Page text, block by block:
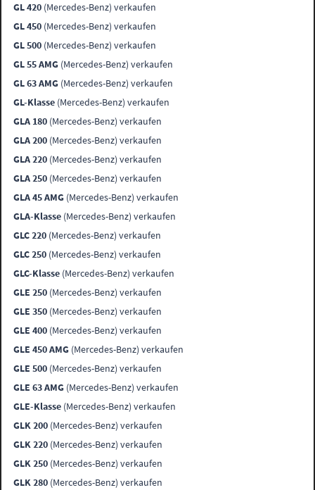
GL 420 (Mercedes-Benz) verkaufen
GL 450 (Mercedes-Benz) verkaufen
GL 500 (Mercedes-Benz) verkaufen
GL 55 AMG (Mercedes-Benz) verkaufen
GL 63 AMG (Mercedes-Benz) verkaufen
GL-Klasse (Mercedes-Benz) verkaufen
GLA 180 (Mercedes-Benz) verkaufen
GLA 200 (Mercedes-Benz) verkaufen
GLA 220 (Mercedes-Benz) verkaufen
GLA 250 (Mercedes-Benz) verkaufen
GLA 45 AMG (Mercedes-Benz) verkaufen
GLA-Klasse (Mercedes-Benz) verkaufen
GLC 220 (Mercedes-Benz) verkaufen
GLC 250 (Mercedes-Benz) verkaufen
GLC-Klasse (Mercedes-Benz) verkaufen
GLE 250 (Mercedes-Benz) verkaufen
GLE 350 (Mercedes-Benz) verkaufen
GLE 400 (Mercedes-Benz) verkaufen
GLE 450 AMG (Mercedes-Benz) verkaufen
GLE 500 (Mercedes-Benz) verkaufen
GLE 63 AMG (Mercedes-Benz) verkaufen
GLE-Klasse (Mercedes-Benz) verkaufen
GLK 200 (Mercedes-Benz) verkaufen
GLK 220 (Mercedes-Benz) verkaufen
GLK 250 (Mercedes-Benz) verkaufen
GLK 280 (Mercedes-Benz) verkaufen